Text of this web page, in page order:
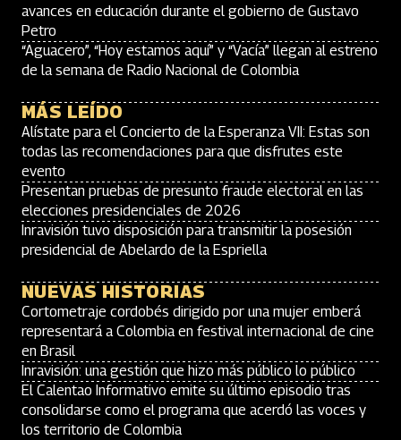
avances en educación durante el gobierno de Gustavo
Petro
“Aguacero”, “Hoy estamos aquí” y “Vacía” llegan al estreno
de la semana de Radio Nacional de Colombia
MÁS LEÍDO
Alístate para el Concierto de la Esperanza VII: Estas son
todas las recomendaciones para que disfrutes este
evento
Presentan pruebas de presunto fraude electoral en las
elecciones presidenciales de 2026
Inravisión tuvo disposición para transmitir la posesión
presidencial de Abelardo de la Espriella
NUEVAS HISTORIAS
Cortometraje cordobés dirigido por una mujer emberá
representará a Colombia en festival internacional de cine
en Brasil
Inravisión: una gestión que hizo más público lo público
El Calentao Informativo emite su último episodio tras
consolidarse como el programa que acerdó las voces y
los territorio de Colombia